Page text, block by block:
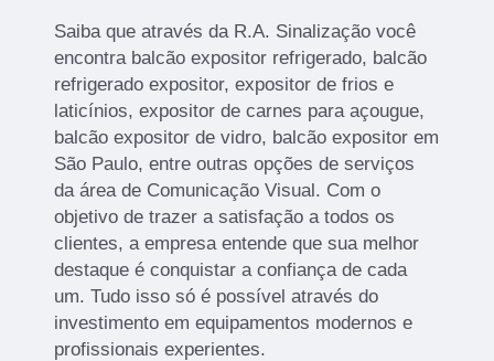
Saiba que através da R.A. Sinalização você
encontra balcão expositor refrigerado, balcão
refrigerado expositor, expositor de frios e
laticínios, expositor de carnes para açougue,
balcão expositor de vidro, balcão expositor em
São Paulo, entre outras opções de serviços
da área de Comunicação Visual. Com o
objetivo de trazer a satisfação a todos os
clientes, a empresa entende que sua melhor
destaque é conquistar a confiança de cada
um. Tudo isso só é possível através do
investimento em equipamentos modernos e
profissionais experientes.